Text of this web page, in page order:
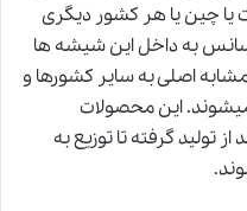
یا چین یا هر کشور دیگری
به داخل این شیشه ها
اصلی به سایر کشورها و
این محصولات
تولید گرفته تا توزیع به